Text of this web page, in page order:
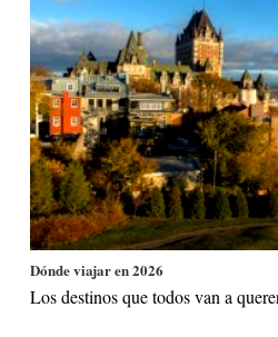
Dónde viajar en 2026
Los destinos que todos van a